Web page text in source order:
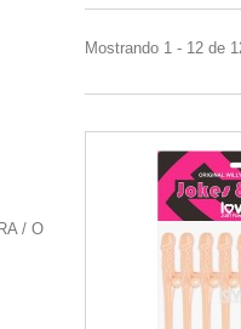
/ O
Mostrando 1 - 12 de